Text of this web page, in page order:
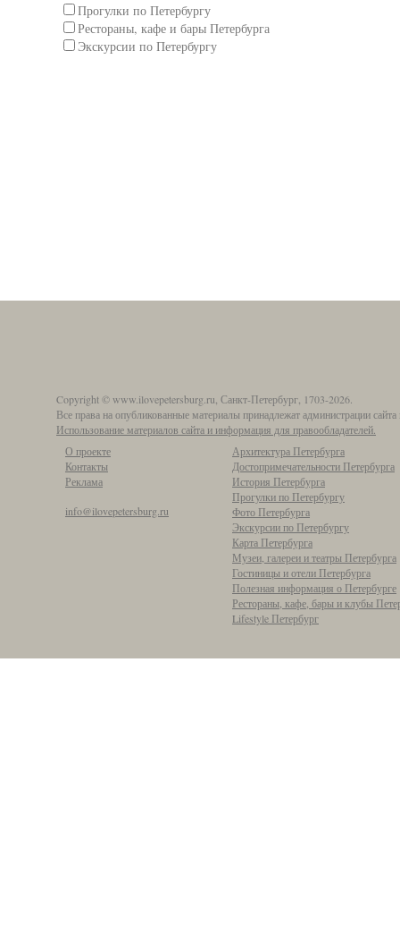
Прогулки по Петербургу
Рестораны, кафе и бары Петербурга
Экскурсии по Петербургу
Copyright © www.ilovepetersburg.ru, Санкт-Петербург, 1703-2026.
Все права на опубликованные материалы принадлежат администрации
Использование материалов сайта и информация для правообладателей.
О проекте
Контакты
Реклама
info@ilovepetersburg.ru
Архитектура Петербурга
Достопримечательности Петербурга
История Петербурга
Прогулки по Петербургу
Фото Петербурга
Экскурсии по Петербургу
Карта Петербурга
Музеи, галереи и театры Петербурга
Гостиницы и отели Петербурга
Полезная информация о Петербурге
Рестораны, кафе, бары и клубы
Lifestyle Петербург